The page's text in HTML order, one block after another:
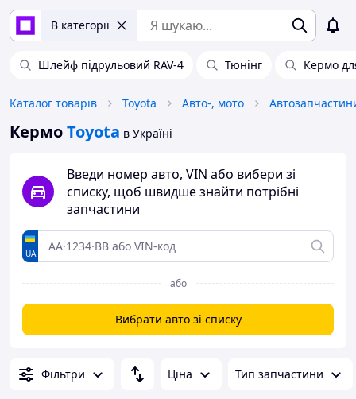
В категорії
Шлейф підрульовий RAV-4 Тюнінг Кермо
Каталог товарів Toyota Авто-, мото
КермоToyota в Україні
Введи номер авто, VIN або вибери зі
списку, щоб швидше знайти потрібні
запчастини
UA
або
Вибрати авто зі списку
Фільтри Ціна Тип запчастини